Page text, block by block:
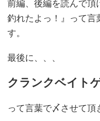
前編、後編を読んで頂
釣れたよっ！』って言
す。
最後に、、、
クランクベイト
って言葉で〆させて頂